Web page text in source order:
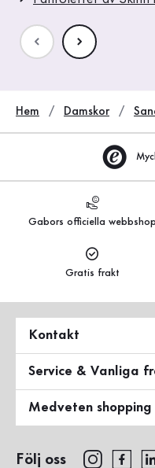
Hem Damskor
Gabors officiella webbshop
Gratis frakt
Kontakt
Service & Vanliga
Medveten shopping
Följ oss